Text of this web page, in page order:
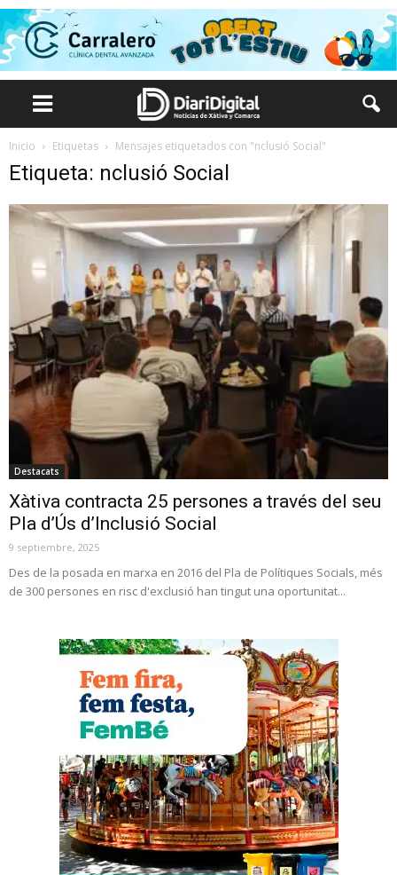
Inicio Etiquetas Mensajes etiquetados con "nclusió Social"
Etiqueta: nclusió Social
Destacats
Xàtiva contracta 25 persones a través del seu
Pla d’Ús d’Inclusió Social
9 septiembre, 2025
Des de la posada en marxa en 2016 del Pla de Polítiques Socials, més
de 300 persones en risc d'exclusió han tingut una oportunitat...